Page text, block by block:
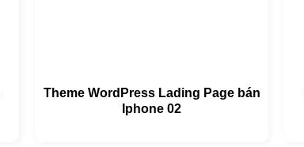
Theme WordPress Lading Page bán
Iphone 02